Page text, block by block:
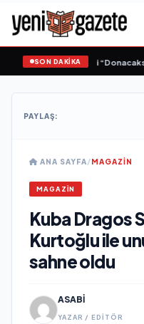
SON DAKİKA
‘dan İkinci Tekli “Donacaksın
PAYLAŞ:
ANA SAYFA/MAGAZIN
MAGAZIN
Kuba Dragos
Kurtoğlu ile
sahne oldu
ASABI
YAZAR / EDITÖR